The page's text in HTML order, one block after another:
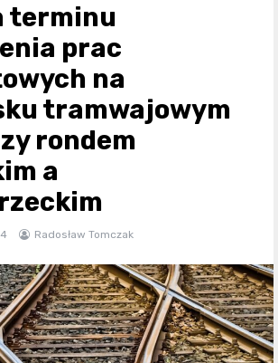
terminu
prac
na
tramwajowym
rondem
a
Radosław Tomczak